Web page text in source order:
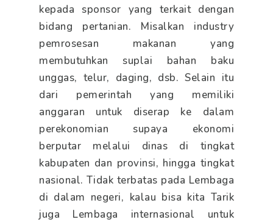
kepada sponsor yang terkait dengan
bidang pertanian. Misalkan industry
pemrosesan makanan yang
membutuhkan suplai bahan baku
unggas, telur, daging, dsb. Selain itu
dari pemerintah yang memiliki
anggaran untuk diserap ke dalam
perekonomian supaya ekonomi
berputar melalui dinas di tingkat
kabupaten dan provinsi, hingga tingkat
nasional. Tidak terbatas pada Lembaga
di dalam negeri, kalau bisa kita Tarik
juga Lembaga internasional untuk